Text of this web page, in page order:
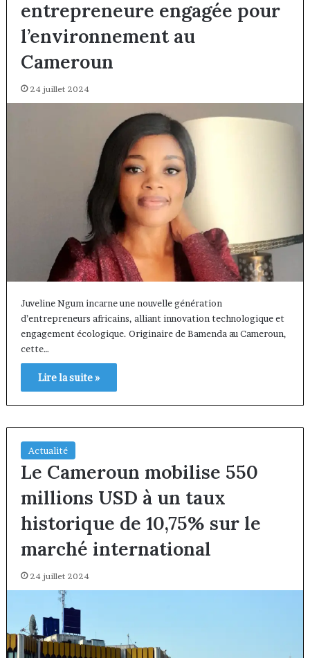
entrepreneure engagée pour
l’environnement au
Cameroun
24 juillet 2024
Juveline Ngum incarne une nouvelle génération
d’entrepreneurs africains, alliant innovation technologique et
engagement écologique. Originaire de Bamenda au Cameroun,
cette…
Lire la suite »
Actualité
Le Cameroun mobilise 550
millions USD à un taux
historique de 10,75% sur le
marché international
24 juillet 2024